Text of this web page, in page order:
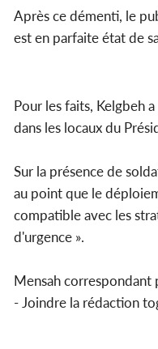
Après ce démenti, le
est en parfaite état de
Pour les faits, Kelgbeh
dans les locaux du
Sur la présence de
au point que le
compatible avec les
d'urgence ».
Mensah correspondant
- Joindre la rédaction